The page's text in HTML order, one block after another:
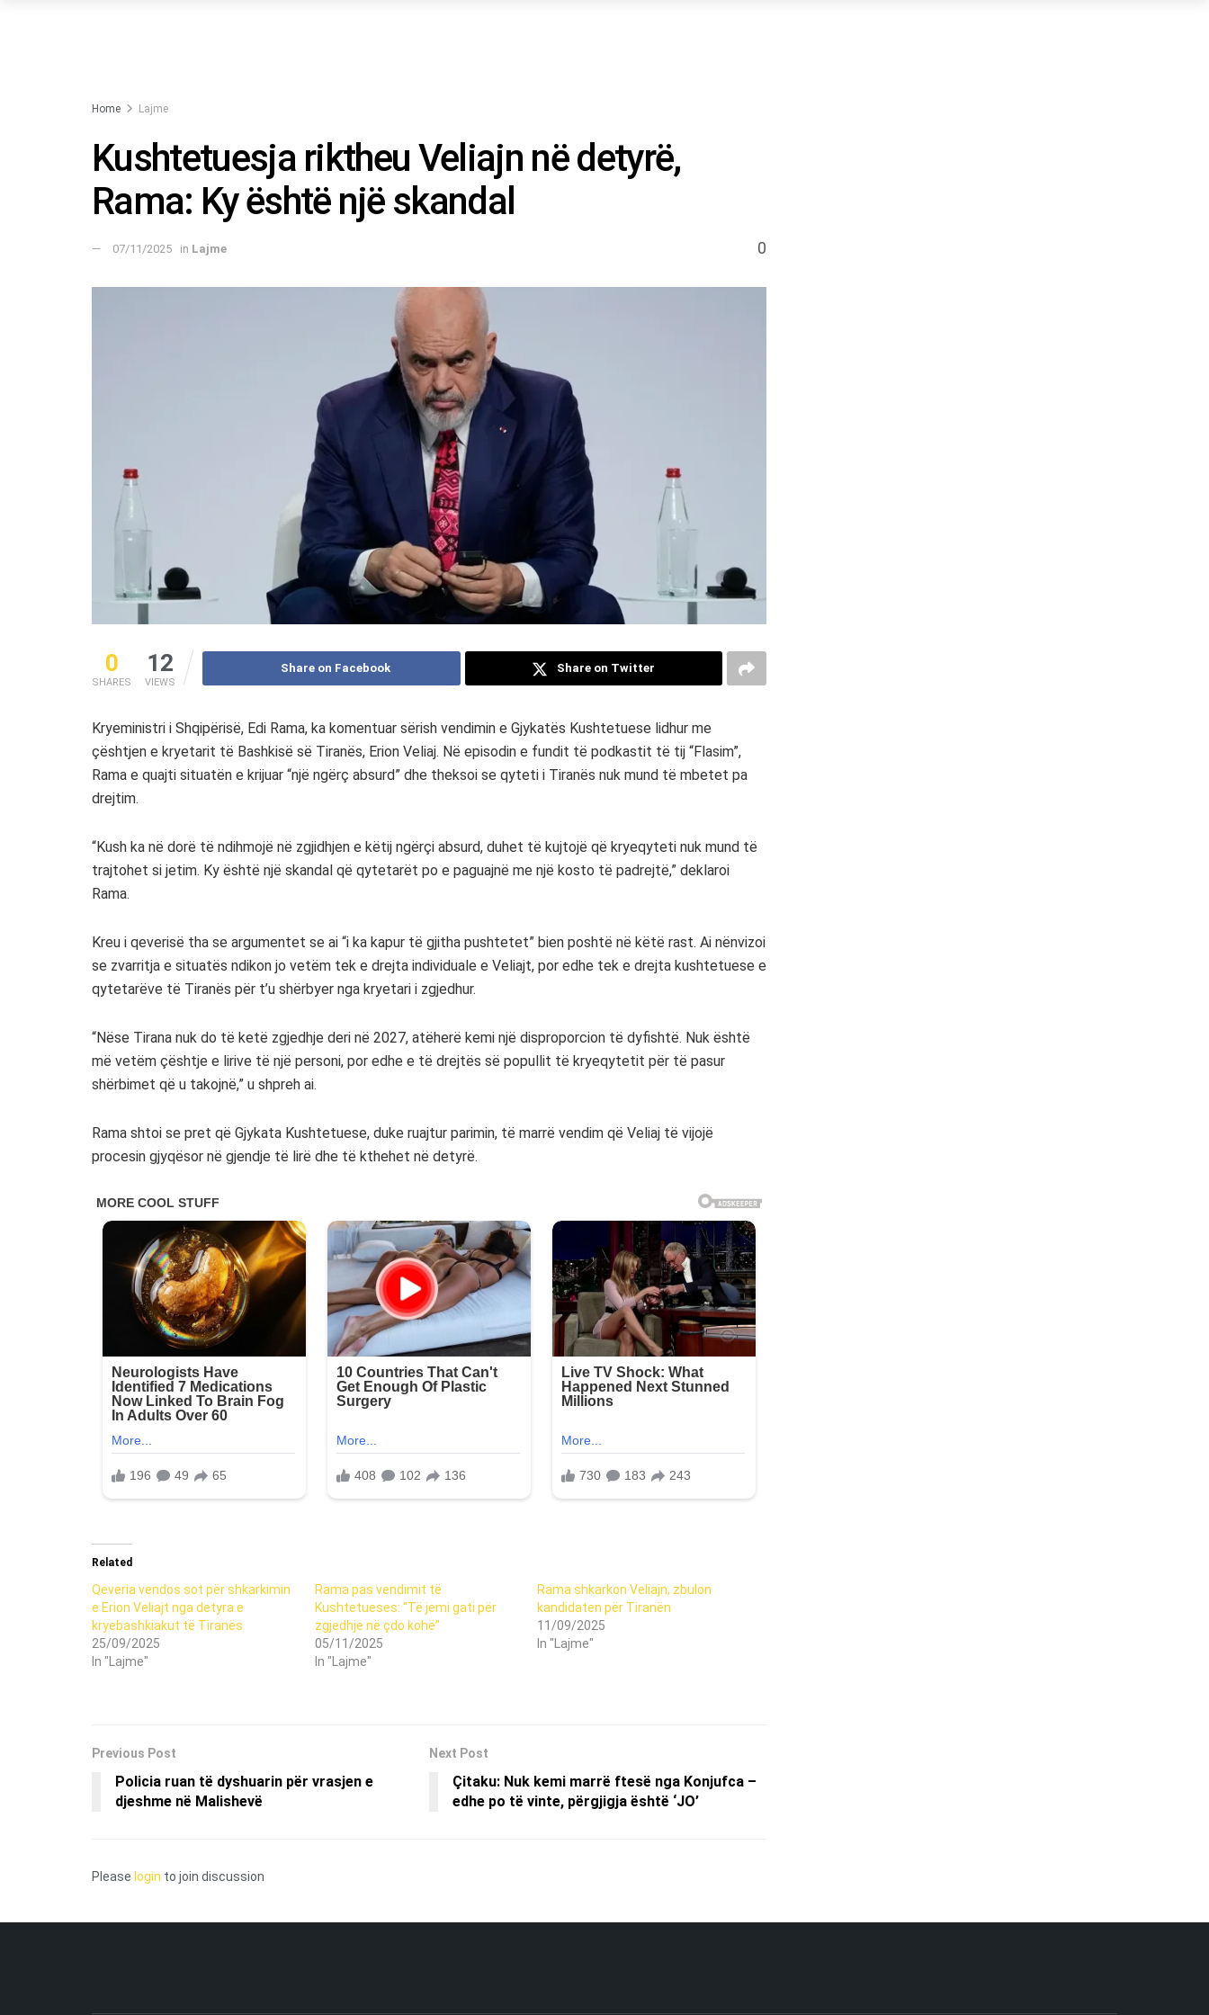
Home Lajme
Kushtetuesja riktheu Veliajn në detyrë,
Rama: Ky është një skandal
07/11/2025 in Lajme 0
0
SHARES
12
VIEWS
Share on Facebook Share on Twitter
Kryeministri i Shqipërisë, Edi Rama, ka komentuar sërish vendimin e Gjykatës Kushtetuese lidhur me
çështjen e kryetarit të Bashkisë së Tiranës, Erion Veliaj. Në episodin e fundit të podkastit të tij “Flasim”,
Rama e quajti situatën e krijuar “një ngërç absurd” dhe theksoi se qyteti i Tiranës nuk mund të mbetet pa
drejtim.
“Kush ka në dorë të ndihmojë në zgjidhjen e këtij ngërçi absurd, duhet të kujtojë që kryeqyteti nuk mund të
trajtohet si jetim. Ky është një skandal që qytetarët po e paguajnë me një kosto të padrejtë,” deklaroi
Rama.
Kreu i qeverisë tha se argumentet se ai “i ka kapur të gjitha pushtetet” bien poshtë në këtë rast. Ai nënvizoi
se zvarritja e situatës ndikon jo vetëm tek e drejta individuale e Veliajt, por edhe tek e drejta kushtetuese e
qytetarëve të Tiranës për t’u shërbyer nga kryetari i zgjedhur.
“Nëse Tirana nuk do të ketë zgjedhje deri në 2027, atëherë kemi një disproporcion të dyfishtë. Nuk është
më vetëm çështje e lirive të një personi, por edhe e të drejtës së popullit të kryeqytetit për të pasur
shërbimet që u takojnë,” u shpreh ai.
Rama shtoi se pret që Gjykata Kushtetuese, duke ruajtur parimin, të marrë vendim që Veliaj të vijojë
procesin gjyqësor në gjendje të lirë dhe të kthehet në detyrë.
Related
Qeveria vendos sot për shkarkimin
e Erion Veliajt nga detyra e
kryebashkiakut të Tiranës
25/09/2025
In "Lajme"
Rama pas vendimit të
Kushtetueses: “Të jemi gati për
zgjedhje në çdo kohë”
05/11/2025
In "Lajme"
Rama shkarkon Veliajn, zbulon
kandidaten për Tiranën
11/09/2025
In "Lajme"
Previous Post
Policia ruan të dyshuarin për vrasjen e
djeshme në Malishevë
Next Post
Çitaku: Nuk kemi marrë ftesë nga Konjufca –
edhe po të vinte, përgjigja është ‘JO’
Please login to join discussion